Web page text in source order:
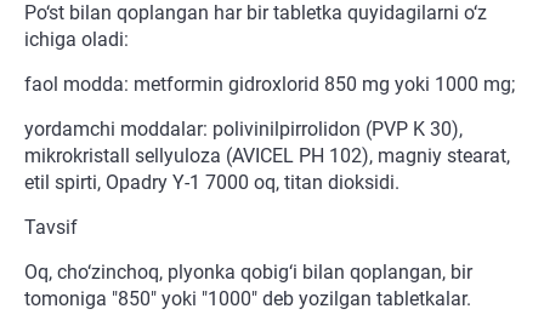
Po‘st bilan qoplangan har bir tabletka quyidagilarni o‘z
ichiga oladi:
faol modda: metformin gidroxlorid 850 mg yoki 1000 mg;
yordamchi moddalar: polivinilpirrolidon (PVP K 30),
mikrokristall sellyuloza (AVICEL PH 102), magniy stearat,
etil spirti, Opadry Y-1 7000 oq, titan dioksidi.
Tavsif
Oq, cho‘zinchoq, plyonka qobig‘i bilan qoplangan, bir
tomoniga "850" yoki "1000" deb yozilgan tabletkalar.